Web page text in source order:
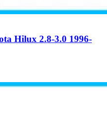
Hilux 2.8-3.0 1996-